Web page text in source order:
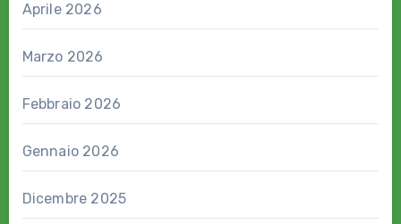
Aprile 2026
Marzo 2026
Febbraio 2026
Gennaio 2026
Dicembre 2025